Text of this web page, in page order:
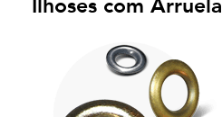
Ilhoses com Arruela